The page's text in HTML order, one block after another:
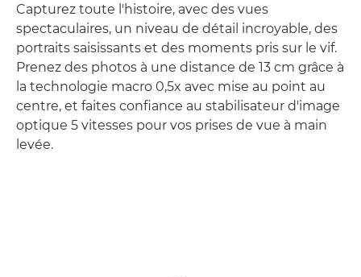
Capturez toute l'histoire, avec des vues
spectaculaires, un niveau de détail incroyable, des
portraits saisissants et des moments pris sur le vif.
Prenez des photos à une distance de 13 cm grâce à
la technologie macro 0,5x avec mise au point au
centre, et faites confiance au stabilisateur d'image
optique 5 vitesses pour vos prises de vue à main
levée.